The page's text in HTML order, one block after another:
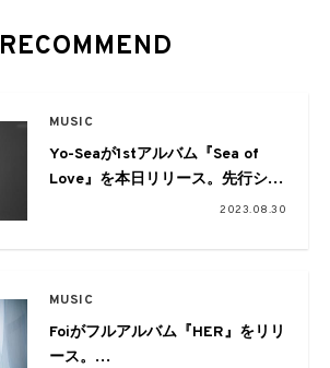
RECOMMEND
MUSIC
Yo-Seaが1stアルバム『Sea of
Love』を本日リリース。先行シン
グル曲「Moonlight」のMVを公開
2023.08.30
MUSIC
Foiがフルアルバム『HER』をリリ
ース。